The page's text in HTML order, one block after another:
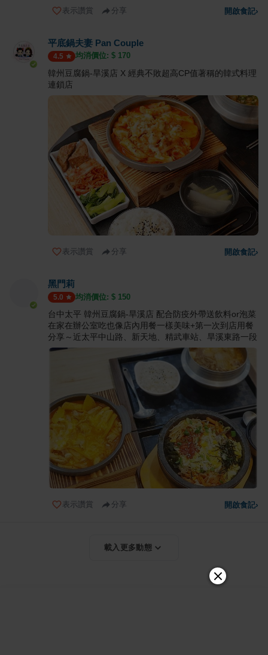
表示讚賞 分享 開啟食記›
平底鍋夫妻 Pan Couple
4.5 均消價位: $ 170
韓州豆腐鍋-旱溪店 X 經典不敗超高CP值著稱的韓式料理
連鎖店
表示讚賞 分享 開啟食記›
黑門莉
5.0 均消價位: $ 150
台中太平 韓州豆腐鍋-旱溪店 配合防疫外帶送飲料or泡菜
在家在辦公室吃也像店內用餐一樣美味+第一次到店用餐
分享～近太平中山路、新天地、精武車站、旱溪東路一段
表示讚賞 分享 開啟食記›
載入更多動態